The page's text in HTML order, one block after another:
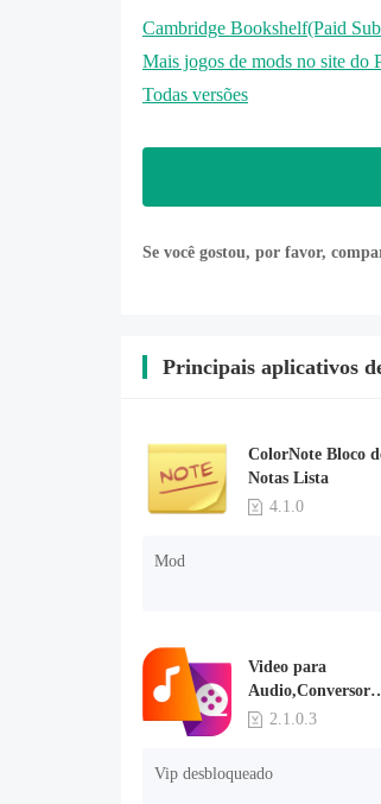
Cambridge Bookshelf(Paid
Mais jogos de mods no site do
Todas versões
Se você gostou, por favor,
Principais aplicativos
ColorNote Bloco
Notas Lista
4.1.0
Mod
Video para
Audio,Conversor
MP32.1.0.3
Vip desbloqueado